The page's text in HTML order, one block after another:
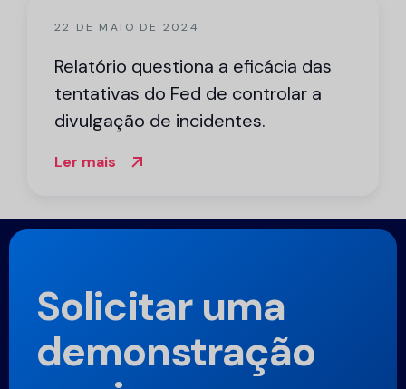
22 DE MAIO DE 2024
Relatório questiona a eficácia das
tentativas do Fed de controlar a
divulgação de incidentes.
Ler mais
Solicitar uma
demonstração